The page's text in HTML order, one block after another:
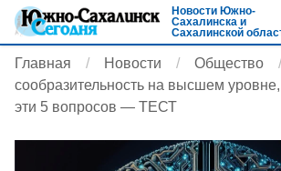
Новости Южно-
Сахалинска и
Сахалинской
Главная Новости Общество
сообразительность на высшем
эти 5 вопросов — ТЕСТ